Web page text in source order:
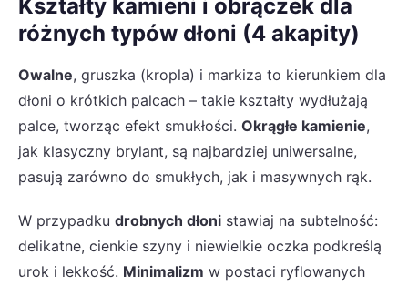
Kształty kamieni i obrączek dla
różnych typów dłoni (4 akapity)
Owalne, gruszka (kropla) i markiza to kierunkiem dla
dłoni o krótkich palcach – takie kształty wydłużają
palce, tworząc efekt smukłości. Okrągłe kamienie,
jak klasyczny brylant, są najbardziej uniwersalne,
pasują zarówno do smukłych, jak i masywnych rąk.
W przypadku drobnych dłoni stawiaj na subtelność:
delikatne, cienkie szyny i niewielkie oczka podkreślą
urok i lekkość. Minimalizm w postaci ryflowanych